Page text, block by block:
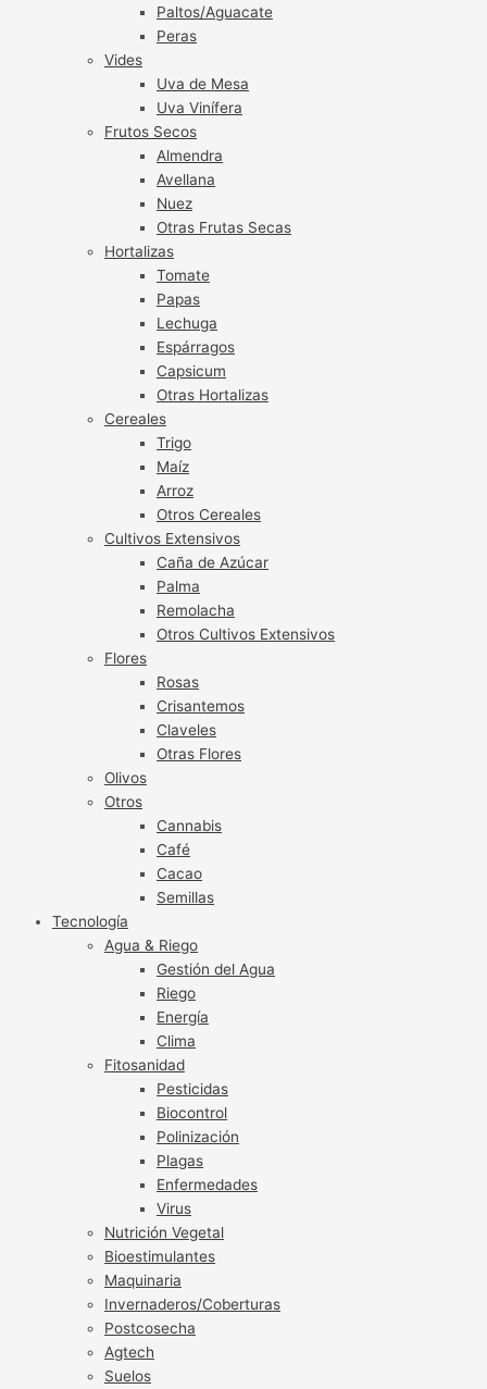
Paltos/Aguacate
Peras
Vides
Uva de Mesa
Uva Vinífera
Frutos Secos
Almendra
Avellana
Nuez
Otras Frutas Secas
Hortalizas
Tomate
Papas
Lechuga
Espárragos
Capsicum
Otras Hortalizas
Cereales
Trigo
Maíz
Arroz
Otros Cereales
Cultivos Extensivos
Caña de Azúcar
Palma
Remolacha
Otros Cultivos Extensivos
Flores
Rosas
Crisantemos
Claveles
Otras Flores
Olivos
Otros
Cannabis
Café
Cacao
Semillas
Tecnología
Agua & Riego
Gestión del Agua
Riego
Energía
Clima
Fitosanidad
Pesticidas
Biocontrol
Polinización
Plagas
Enfermedades
Virus
Nutrición Vegetal
Bioestimulantes
Maquinaria
Invernaderos/Coberturas
Postcosecha
Agtech
Suelos